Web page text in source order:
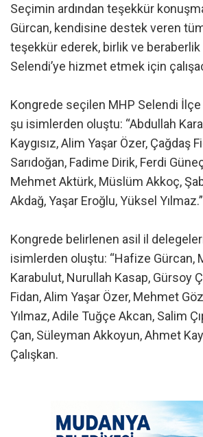
Seçimin ardından teşekkür
Gürcan, kendisine destek veren
teşekkür ederek, birlik ve
Selendi’ye hizmet etmek için
Kongrede seçilen MHP Selendi
şu isimlerden oluştu: “Abdullah
Kaygısız, Alim Yaşar Özer, Çağdaş
Sarıdoğan, Fadime Dirik, Ferdi
Mehmet Aktürk, Müslüm Akkoç,
Akdağ, Yaşar Eroğlu, Yüksel Yılmaz.”
Kongrede belirlenen asil il
isimlerden oluştu: “Hafize Gürcan,
Karabulut, Nurullah Kasap, Gürsoy
Fidan, Alim Yaşar Özer, Mehmet
Yılmaz, Adile Tuğçe Akcan, Salim
Çan, Süleyman Akkoyun, Ahmet
Çalışkan.